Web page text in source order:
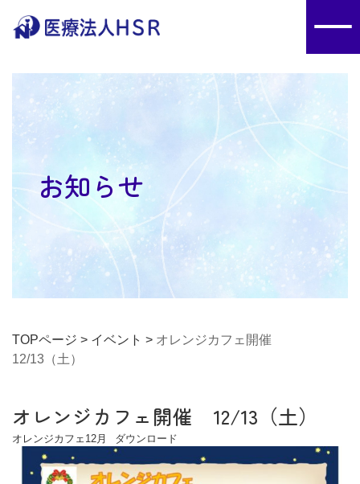
お知らせ
TOPページ > イベント > オレンジカフェ開催
12/13（土）
オレンジカフェ開催 12/13（土）
オレンジカフェ12月 ダウンロード